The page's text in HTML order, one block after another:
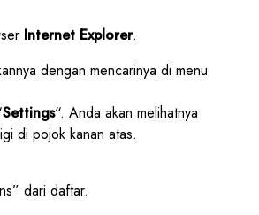
Internet Explorer.
dengan mencarinya di menu
Settings“. Anda akan melihatnya
di pojok kanan atas.
dari daftar.